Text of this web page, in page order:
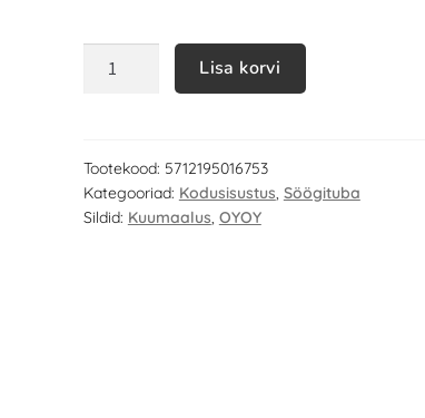
Lisa korvi
Tootekood: 5712195016753
Kategooriad: Kodusisustus, Söögituba
Sildid: Kuumaalus, OYOY